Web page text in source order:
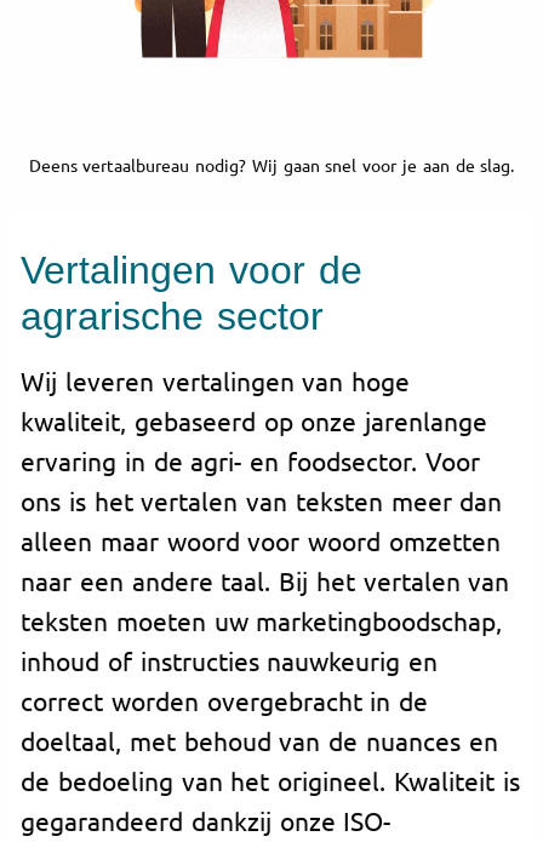
Deens vertaalbureau nodig? Wij gaan snel voor je aan de slag.
Vertalingen voor de
agrarische sector
Wij leveren vertalingen van hoge
kwaliteit, gebaseerd op onze jarenlange
ervaring in de agri- en foodsector. Voor
ons is het vertalen van teksten meer dan
alleen maar woord voor woord omzetten
naar een andere taal. Bij het vertalen van
teksten moeten uw marketingboodschap,
inhoud of instructies nauwkeurig en
correct worden overgebracht in de
doeltaal, met behoud van de nuances en
de bedoeling van het origineel. Kwaliteit is
gegarandeerd dankzij onze ISO-